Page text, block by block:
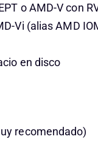
o AMD-V con
Vi (alias AMD
en disco
recomendado)